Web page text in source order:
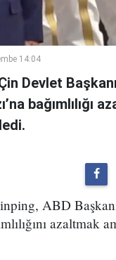
14:04
Devlet
ABD
azaltmak